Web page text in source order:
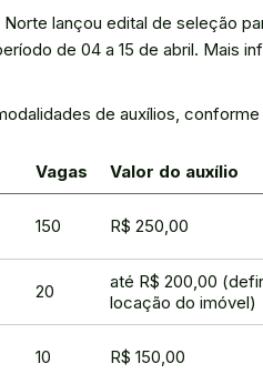
lançou edital de seleção
de 04 a 15 de abril. Mais
de auxílios, conforme
Vagas Valor do auxílio
150 R$ 250,00
20
até R$ 200,00
locação do imóvel)
10 R$ 150,00